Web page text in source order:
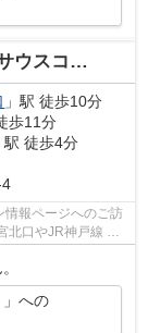
コート
」駅 徒歩10分
歩11分
駅 徒歩4分
情報ページへのご訪
北口やJR神戸線 西
」への